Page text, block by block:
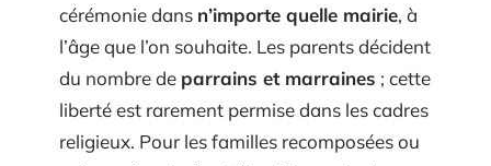
cérémonie dans n’importe quelle mairie, à
l’âge que l’on souhaite. Les parents décident
du nombre de parrains et marraines ; cette
liberté est rarement permise dans les cadres
religieux. Pour les familles recomposées ou